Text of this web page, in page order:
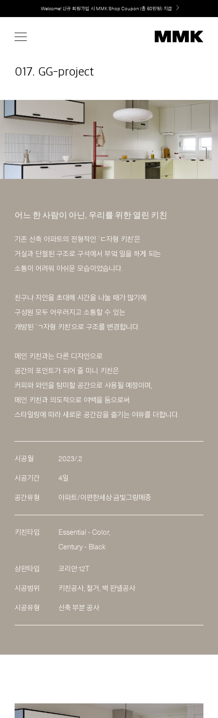
content
Welcome! 신규 회원가입 시 MMK Shop Coupon (총 60만원) 지급
취향대로 완성하는 커스텀 아일랜드 키친, MMK The Island 출시
017. GG-project
어느 한 사람이 아닌, 우리를 위한 열린 키친
기존 신축 아파트의 전형적인 ‘ㄷ자형 키친’은
거실과 단절된 구조로 구석에서 부엌 일을 하게 되는
소통이 어려워 아쉬운 모습이었습니다.
친구나 지인을 초대해 시간을 나눌 때가 많기에
구성원 모두 어우러지고 소통할 수 있는
개방된 ‘ㄱ자형 키친’으로 구조를 변경합니다.
메인 키친과는 다른 디자인으로
공간의 포인트가 되어 줄 미니 키친은
커피와 와인을 탐미할 공간으로 사용될 예정이며,
메인 키친과 의도적으로 여백을 둠으로써
스타일링에 따라 새로운 공간감을 즐기는 여유를 더합니다.
시공월 2023/.2
시공기간 4일
공간유형 아파트/이편한세상 금빛그랑메종
키친타입
Essential - Color,
Century - Black
상판타입 코리안 12T
시공범위 키친공사, 철거, 벽 판넬공사
시공유형 신축 부분 공사